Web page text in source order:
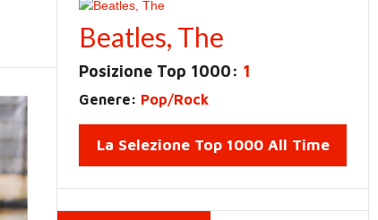
Beatles, The
Posizione Top 1000: 1
Genere: Pop/Rock
La Selezione Top 1000 All Time